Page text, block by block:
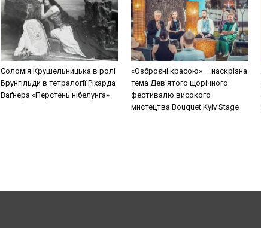
Соломія Крушельницька в ролі
Брунгільди в тетралогії Ріхарда
Ваґнера «Перстень нібелунга»
«Озброєні красою» – наскрізна
тема Дев’ятого щорічного
фестивалю високого
мистецтва Bouquet Kyiv Stage